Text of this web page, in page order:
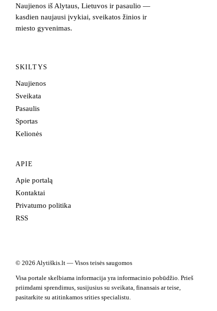
Naujienos iš Alytaus, Lietuvos ir pasaulio —
kasdien naujausi įvykiai, sveikatos žinios ir
miesto gyvenimas.
SKILTYS
Naujienos
Sveikata
Pasaulis
Sportas
Kelionės
APIE
Apie portalą
Kontaktai
Privatumo politika
RSS
© 2026 Alytiškis.lt — Visos teisės saugomos
Visa portale skelbiama informacija yra informacinio pobūdžio. Prieš
priimdami sprendimus, susijusius su sveikata, finansais ar teise,
pasitarkite su atitinkamos srities specialistu.